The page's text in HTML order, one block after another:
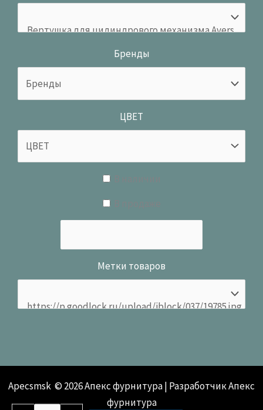
Бренды
ЦВЕТ
Метки товаров
Apecsmsk © 2026 Апекс фурнитура | Разработчик Апекс
фурнитура